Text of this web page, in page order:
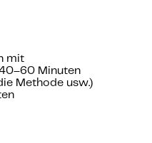
mit
Minuten
Methode usw.)